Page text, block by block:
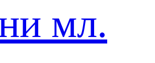
мл.